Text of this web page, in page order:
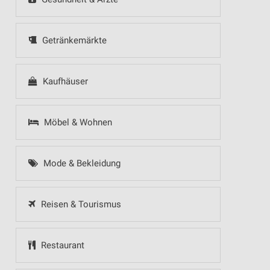
Getränkemärkte
Kaufhäuser
Möbel & Wohnen
Mode & Bekleidung
Reisen & Tourismus
Restaurant